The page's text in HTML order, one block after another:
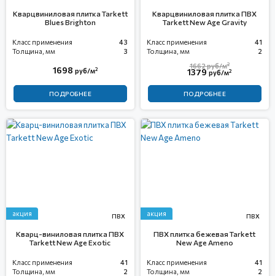
Кварцвиниловая плитка Tarkett
Blues Brighton
Класс применения
43
Толщина, мм
3
1698 руб/м2
ПОДРОБНЕЕ
Кварцвиниловая плитка ПВХ
Tarkett New Age Gravity
Класс применения
41
Толщина, мм
2
1379руб/м2
1662руб/м2
ПОДРОБНЕЕ
акция ПВХ
Кварц-виниловая плитка ПВХ
Tarkett New Age Exotic
Класс применения
41
Толщина, мм
2
акция ПВХ
ПВХ плитка бежевая Tarkett
New Age Ameno
Класс применения
41
Толщина, мм
2